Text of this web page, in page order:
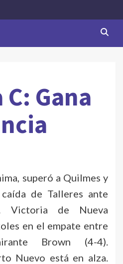
Gana
superó a Quilmes y
de Talleres ante
Victoria de Nueva
en el empate entre
Brown (4-4).
Nuevo está en alza.